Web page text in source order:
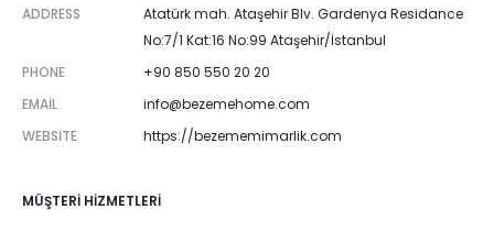
ADDRESS
Atatürk mah. Ataşehir Blv. Gardenya Residance
No:7/1 Kat:16 No:99 Ataşehir/İstanbul
PHONE
+90 850 550 20 20
EMAIL
info@bezemehome.com
WEBSITE
https://bezememimarlik.com
MÜŞTERI HIZMETLERI